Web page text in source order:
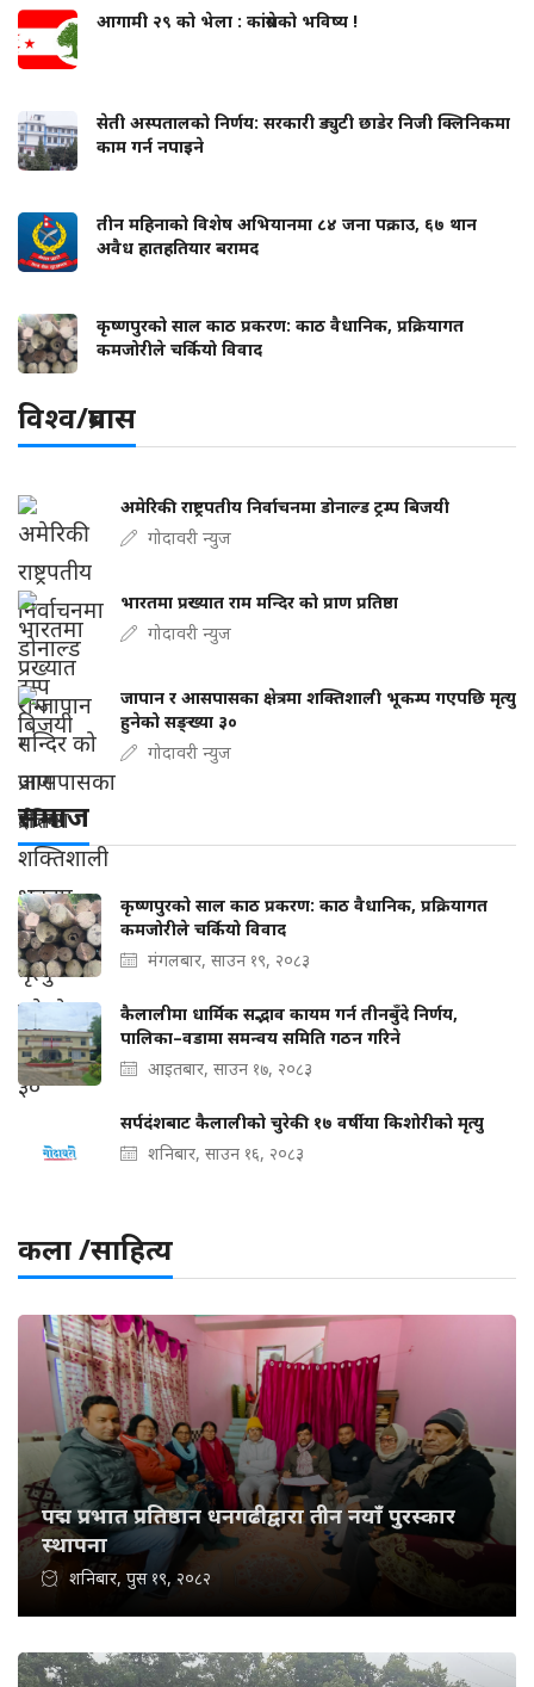
आगामी २९ को भेला : कांग्रेसको भविष्य !
सेती अस्पतालको निर्णय: सरकारी ड्युटी छाडेर निजी क्लिनिकमा
काम गर्न नपाइने
तीन महिनाको विशेष अभियानमा ८४ जना पक्राउ, ६७ थान
अवैध हातहतियार बरामद
कृष्णपुरको साल काठ प्रकरण: काठ वैधानिक, प्रक्रियागत
कमजोरीले चर्कियो विवाद
विश्व/प्रबास
अमेरिकी राष्ट्रपतीय निर्वाचनमा डोनाल्ड ट्रम्प बिजयी
गोदावरी न्युज
भारतमा प्रख्यात राम मन्दिर को प्राण प्रतिष्ठा
गोदावरी न्युज
जापान र आसपासका क्षेत्रमा शक्तिशाली भूकम्प गएपछि मृत्यु
हुनेको सङ्ख्या ३०
गोदावरी न्युज
समाज
कृष्णपुरको साल काठ प्रकरण: काठ वैधानिक, प्रक्रियागत
कमजोरीले चर्कियो विवाद
मंगलबार, साउन १९, २०८३
कैलालीमा धार्मिक सद्भाव कायम गर्न तीनबुँदे निर्णय,
पालिका–वडामा समन्वय समिति गठन गरिने
आइतबार, साउन १७, २०८३
सर्पदंशबाट कैलालीको चुरेकी १७ वर्षीया किशोरीको मृत्यु
शनिबार, साउन १६, २०८३
कला /साहित्य
पद्म प्रभात प्रतिष्ठान धनगढीद्वारा तीन नयाँ पुरस्कार
स्थापना
शनिबार, पुस १९, २०८२